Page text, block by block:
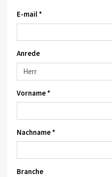
E-mail *
Anrede
Vorname *
Nachname *
Branche